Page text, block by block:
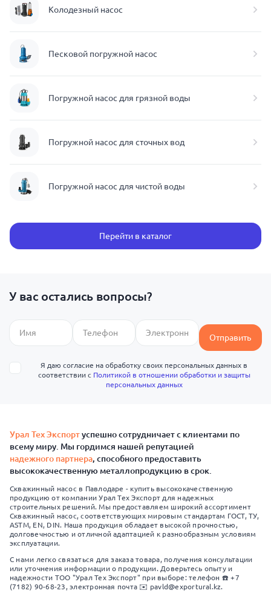
Колодезный насос
Песковой погружной насос
Погружной насос для грязной воды
Погружной насос для сточных вод
Погружной насос для чистой воды
Перейти в каталог
У вас остались вопросы?
Отправить
Я даю согласие на обработку своих персональных данных в
соответствии с Политикой в отношении обработки и защиты
персональных данных
Урал Тех Экспортуспешно сотрудничает с клиентами по
всему миру. Мы гордимся нашей репутацией
надежного партнера, способного предоставить
высококачественную металлопродукцию в срок.
Скважинный насос в Павлодаре - купить высококачественную
продукцию от компании Урал Тех Экспорт для надежных
строительных решений. Мы предоставляем широкий ассортимент
Скважинный насос, соответствующих мировым стандартам ГОСТ, ТУ,
ASTM, EN, DIN. Наша продукция обладает высокой прочностью,
долговечностью и отличной адаптацией к разнообразным условиям
эксплуатации.
С нами легко связаться для заказа товара, получения консультации
или уточнения информации о продукции. Доверьтесь опыту и
надежности ТОО "Урал Тех Экспорт" при выборе: телефон ☎️ +7
(7182) 90-68-23, электронная почта ✉️ pavld@exportural.kz.